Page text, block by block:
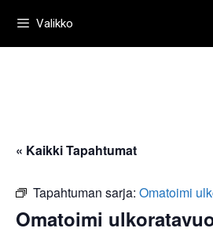
sisältöönValikko
« Kaikki Tapahtumat
Tapahtuman sarja: Omatoimi
Omatoimi